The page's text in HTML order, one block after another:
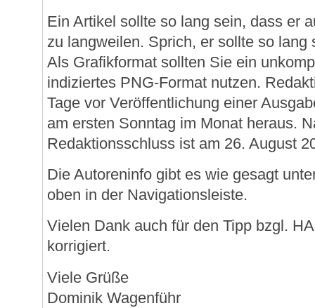
Ein Artikel sollte so lang sein, dass er
zu langweilen. Sprich, er sollte so lang
Als Grafikformat sollten Sie ein
indiziertes PNG-Format nutzen.
Tage vor Veröffentlichung einer
am ersten Sonntag im Monat heraus.
Redaktionsschluss ist am 26. August
Die Autoreninfo gibt es wie gesagt
oben in der Navigationsleiste.
Vielen Dank auch für den Tipp bzgl.
korrigiert.
Viele Grüße
Dominik Wagenführ